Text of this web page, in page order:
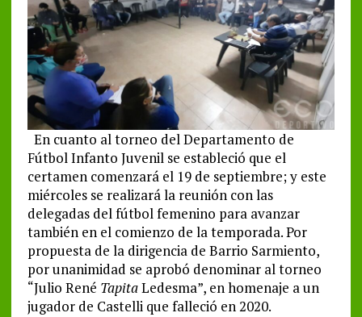
En cuanto al torneo del Departamento de
Fútbol Infanto Juvenil se estableció que el
certamen comenzará el 19 de septiembre; y este
miércoles se realizará la reunión con las
delegadas del fútbol femenino para avanzar
también en el comienzo de la temporada. Por
propuesta de la dirigencia de Barrio Sarmiento,
por unanimidad se aprobó denominar al torneo
“Julio René TapitaLedesma”, en homenaje a un
jugador de Castelli que falleció en 2020.